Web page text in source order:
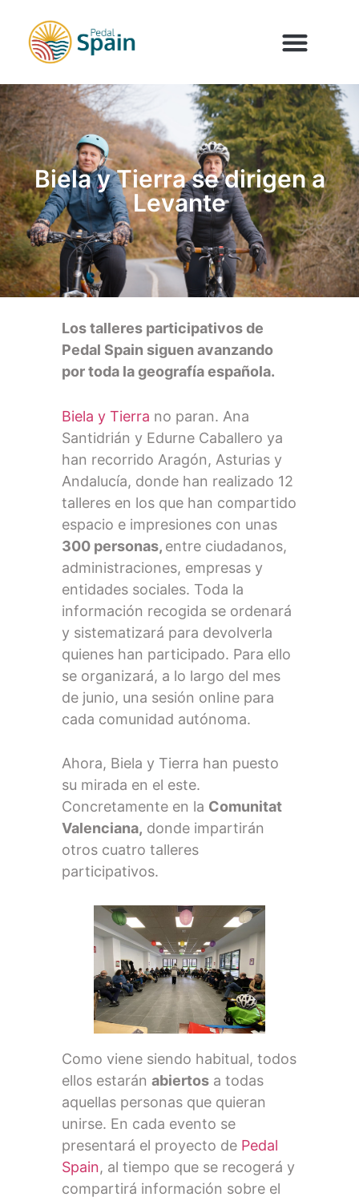
Biela y Tierra se dirigen a
Levante
Los talleres participativos de
Pedal Spain siguen avanzando
por toda la geografía española.
Biela y Tierra no paran. Ana
Santidrián y Edurne Caballero ya
han recorrido Aragón, Asturias y
Andalucía, donde han realizado 12
talleres en los que han compartido
espacio e impresiones con unas
300 personas, entre ciudadanos,
administraciones, empresas y
entidades sociales. Toda la
información recogida se ordenará
y sistematizará para devolverla
quienes han participado. Para ello
se organizará, a lo largo del mes
de junio, una sesión online para
cada comunidad autónoma.
Ahora, Biela y Tierra han puesto
su mirada en el este.
Concretamente en la Comunitat
Valenciana, donde impartirán
otros cuatro talleres
participativos.
Como viene siendo habitual, todos
ellos estaránabiertos a todas
aquellas personas que quieran
unirse. En cada evento se
presentará el proyecto de Pedal
Spain, al tiempo que se recogerá y
compartirá información sobre el